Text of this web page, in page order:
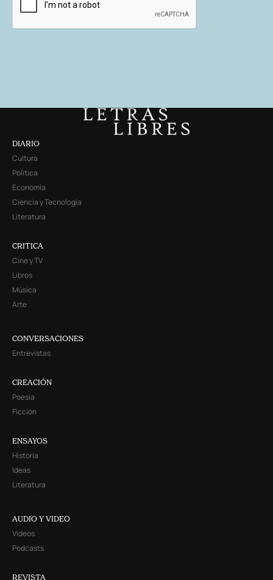
DIARIO
Cultura
Política
Economía
Ciencia y Tecnología
Literatura
CRITICA
Cine y TV
Libros
Música
Arte
CONVERSACIONES
Entrevistas
CREACIÓN
Poesía
Ficción
ENSAYOS
Historia
Ideas
Literatura
AUDIO Y VIDEO
Videos
Podcasts
REVISTA